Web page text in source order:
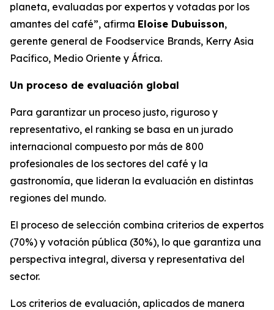
planeta, evaluadas por expertos y votadas por los
amantes del café”, afirma Eloise Dubuisson,
gerente general de Foodservice Brands, Kerry Asia
Pacífico, Medio Oriente y África.
Un proceso de evaluación global
Para garantizar un proceso justo, riguroso y
representativo, el ranking se basa en un jurado
internacional compuesto por más de 800
profesionales de los sectores del café y la
gastronomía, que lideran la evaluación en distintas
regiones del mundo.
El proceso de selección combina criterios de expertos
(70%) y votación pública (30%), lo que garantiza una
perspectiva integral, diversa y representativa del
sector.
Los criterios de evaluación, aplicados de manera